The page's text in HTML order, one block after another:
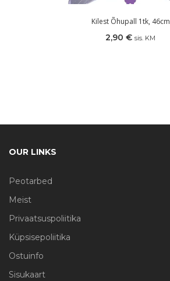
Kilest Õhupall 1tk, 46cm
2,90 € sis. KM
OUR LINKS
Peotarbed
Meist
Privaatsuspoliitika
Küpsisepoliitika
Ostuinfo
Sisukaart